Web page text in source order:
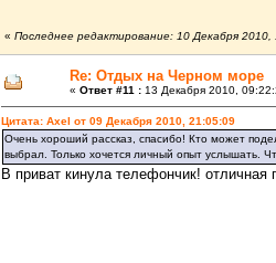
« Последнее редактирование: 10 Декабря 2010,
Re: Отдых на Черном море
« Ответ #11 : 13 Декабря 2010,
Цитата: Axel от 09 Декабря 2010, 21:05:09
Очень хороший рассказ, спасибо! Кто может
выбрал. Только хочется личный опыт услышать.
В приват кинула телефончик! отличная